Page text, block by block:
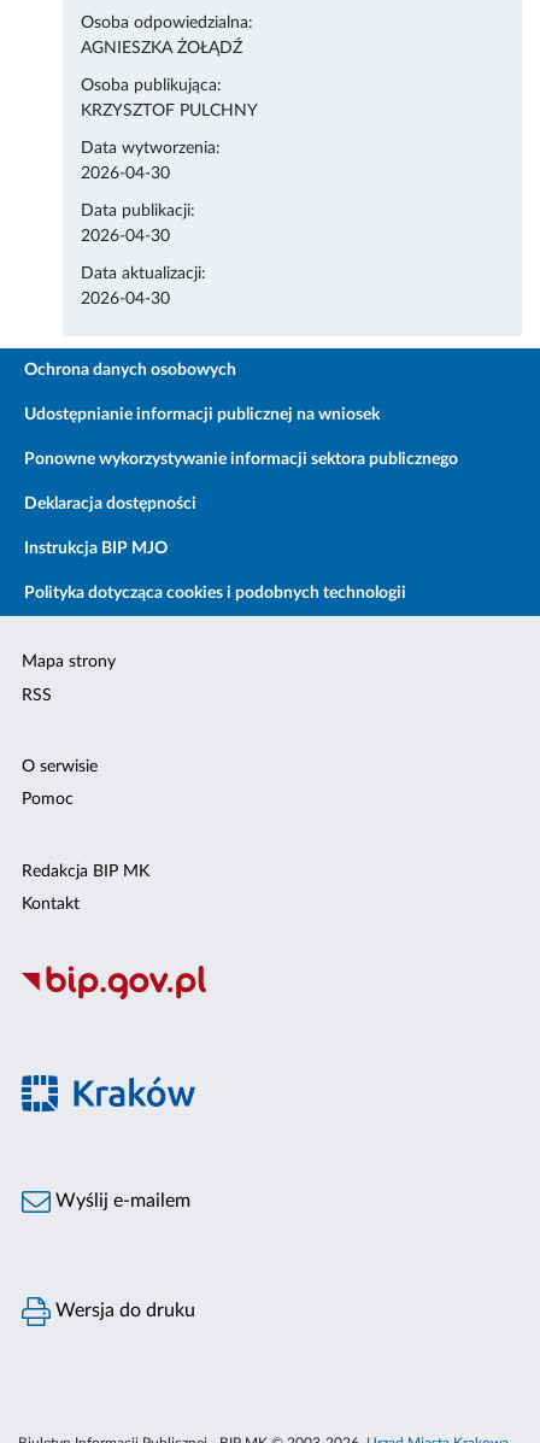
Osoba odpowiedzialna:
AGNIESZKA ŻOŁĄDŹ
Osoba publikująca:
KRZYSZTOF PULCHNY
Data wytworzenia:
2026-04-30
Data publikacji:
2026-04-30
Data aktualizacji:
2026-04-30
Ochrona danych osobowych
Udostępnianie informacji publicznej na wniosek
Ponowne wykorzystywanie informacji sektora publicznego
Deklaracja dostępności
Instrukcja BIP MJO
Polityka dotycząca cookies i podobnych technologii
Mapa strony
RSS
O serwisie
Pomoc
Redakcja BIP MK
Kontakt
Wyślij e-mailem
Wersja do druku